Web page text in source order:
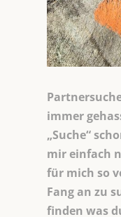
immer
„Suche“
mir einfach
für mich so
Fang an zu
finden was